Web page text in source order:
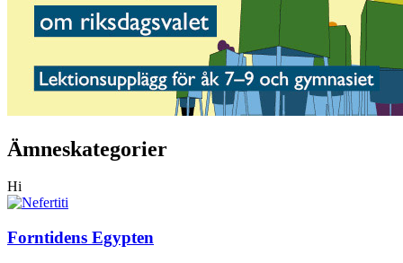
Ämneskategorier
Hi
Forntidens Egypten